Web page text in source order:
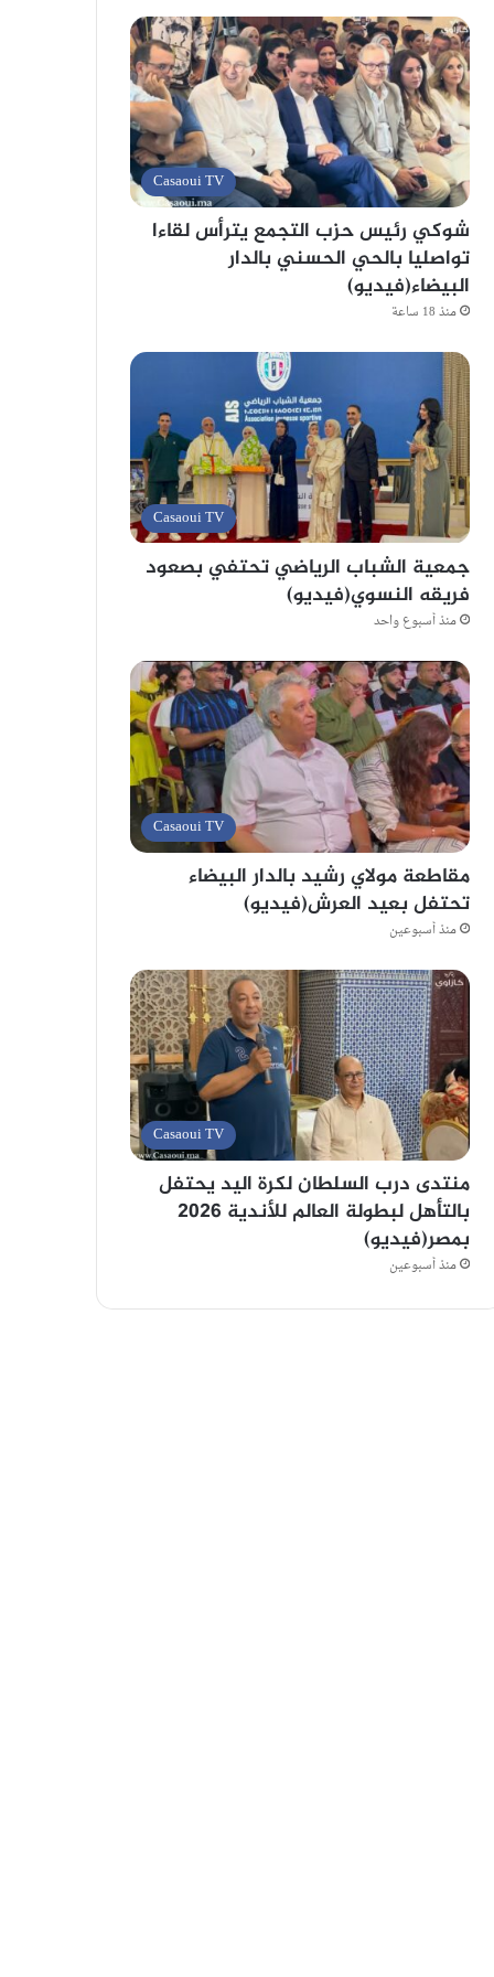
Casaoui TV
شوكي رئيس حزب التجمع يترأس لقاءا
تواصليا بالحي الحسني بالدار
البيضاء(فيديو)
منذ 18 ساعة
Casaoui TV
جمعية الشباب الرياضي تحتفي بصعود
فريقه النسوي(فيديو)
منذ أسبوع واحد
Casaoui TV
مقاطعة مولاي رشيد بالدار البيضاء
تحتفل بعيد العرش(فيديو)
منذ أسبوعين
Casaoui TV
منتدى درب السلطان لكرة اليد يحتفل
بالتأهل لبطولة العالم للأندية 2026
بمصر(فيديو)
منذ أسبوعين